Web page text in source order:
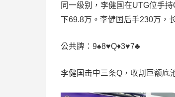
同一级别，李健国在UTG位手
下69.8万。李健国后手230万，
公共牌：9♠️8♥️Q♦️3♥️7♣️
李健国击中三条Q，收割巨额底